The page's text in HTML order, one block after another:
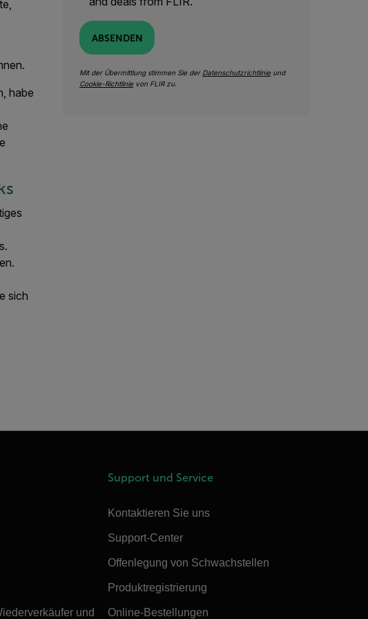
habe
sich
ABSENDEN
Mit der Übermittlung stimmen Sie der Datenschutzrichtlinie und
Cookie-Richtlinie von FLIR zu.
und
Support und Service
Kontaktieren Sie uns
Support-Center
Offenlegung von Schwachstellen
Produktregistrierung
Online-Bestellungen